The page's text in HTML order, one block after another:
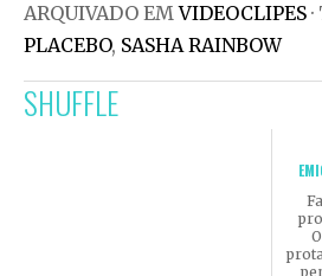
ARQUIVADO EMVIDEOCLIPES
PLACEBO, SASHA RAINBOW
SHUFFLE